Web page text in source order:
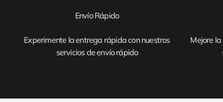
Envío Rápido
Experimente la entrega rápida con nuestros
servicios de envío rápido
Mejore